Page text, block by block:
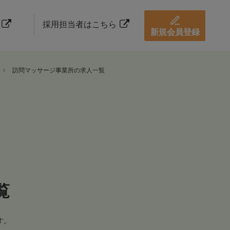
採用担当者はこちら
新規会員登録
訪問マッサージ事業所の求人一覧